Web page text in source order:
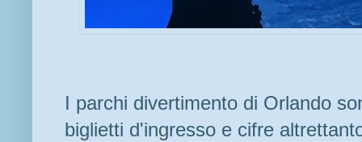
I parchi divertimento di Orlando
biglietti d'ingresso e cifre